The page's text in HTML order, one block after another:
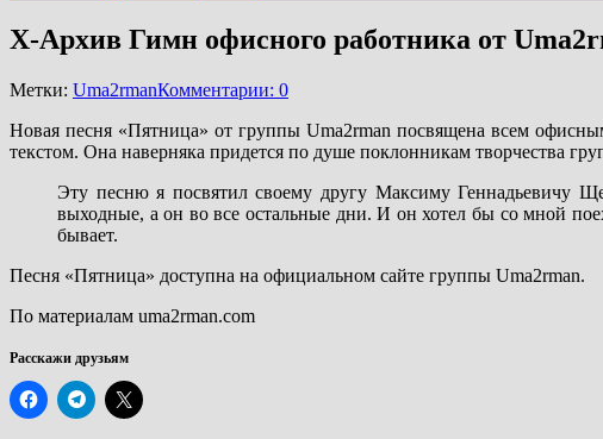
Х-Архив Гимн офисного работника от
Метки: Uma2rmanКомментарии: 0
Новая песня «Пятница» от группы Uma2rman посвящена всем
текстом. Она наверняка придется по душе поклонникам творчества
Эту песню я посвятил своему другу Максиму Геннадьевичу
выходные, а он во все остальные дни. И он хотел бы со мной
бывает.
Песня «Пятница» доступна на официальном сайте группы Uma2rman.
По материалам uma2rman.com
Расскажи друзьям